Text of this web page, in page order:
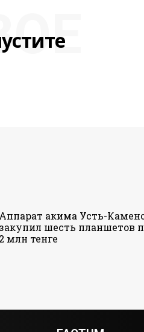
Аппарат акима Усть-
закупил шесть планшетов
2 млн тенге